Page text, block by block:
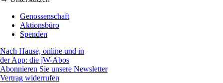
Genossenschaft
Aktionsbüro
Spenden
Nach Hause, online und in
der App: die jW-Abos
Abonnieren Sie unsere Newsletter
Vertrag widerrufen